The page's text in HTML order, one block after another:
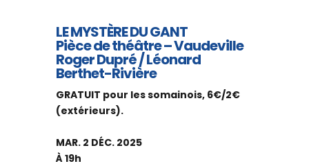
LE MYSTÈRE DU GANT
Pièce de théâtre – Vaudeville
Roger Dupré / Léonard
Berthet-Rivière
GRATUIT pour les somainois, 6€/2€
(extérieurs).
MAR. 2 DÉC. 2025
À 19h